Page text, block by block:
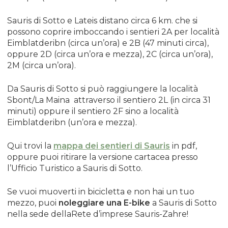
giallo da posizionarsi in località Sauris di Sotto,
La Maina, in corrispondenza della Diga, in Loc.
Nier, Ampezzo incrocio SS 52 – S.R. UD 73
Ampezzo loc. Snaidero;
comunicato che alcune lavorazioni
traffico nei due sensi di marcia e per tanto è
opportuno che nell’ordinanza si dia la
possibilità all’esecutore, impresa Nagostinis
srl, di gestire con 2 movieri
del traffico per un massimo di 15 minuti
fuori degli orari di transito del TPL FVG e
permettendo comunque sempre il
passaggio ai mezzi di soccorso.
ORDINA in Comune di Sauris lungo la S.R. 73
“del Lumiei” le seguenti limitazioni della
circolazione da attuarsinel periodo 07.04.2026
Sauris di Sotto e Lateis distano circa 6 km. che si
possono coprire imboccando i sentieri 2A per località
Eimblatderibn (circa un’ora) e 2B (47 minuti circa),
oppure 2D (circa un’ora e mezza), 2C (circa un’ora),
2M (circa un’ora).
Da Sauris di Sotto si può raggiungere la località
Sbont/La Maina attraverso il sentiero 2L (in circa 31
minuti) oppure il sentiero 2F sino a località
Eimblatderibn (un’ora e mezza).
Qui trovi la mappa dei sentieri di Sauris in pdf,
oppure puoi ritirare la versione cartacea presso
l’Ufficio Turistico a Sauris di Sotto.
Se vuoi muoverti in bicicletta e non hai un tuo
mezzo, puoi noleggiare una E-bike a Sauris di Sotto
nella sede dellaRete d’imprese Sauris-Zahre!